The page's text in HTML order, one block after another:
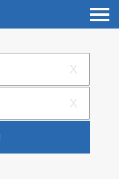
X
X